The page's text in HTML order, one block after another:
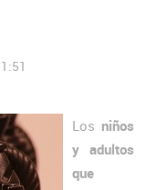
Los niños
y adultos
que